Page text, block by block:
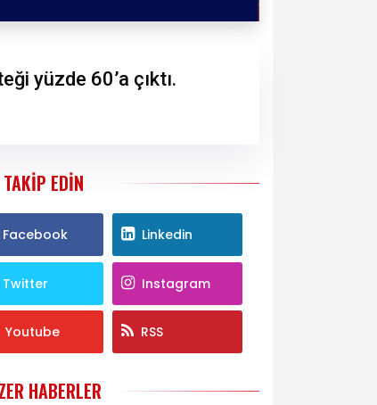
yüzde 60’a çıktı.
EDIN
Facebook Linkedin
Twitter Instagram
Youtube RSS
HABERLER